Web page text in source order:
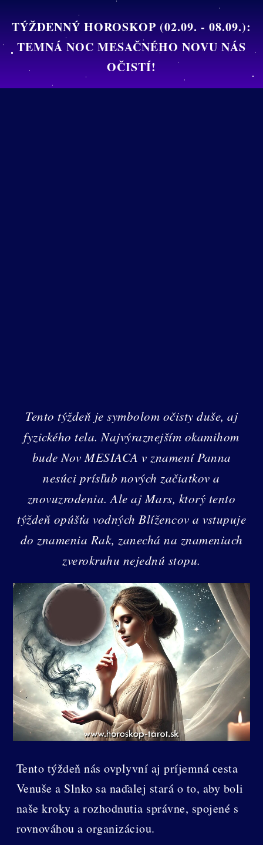
Anjeli Láska
TÝŽDENNÝ HOROSKOP (02.09. - 08.09.):
TEMNÁ NOC MESAČNÉHO NOVU NÁS
OČISTÍ!
Tento týždeň je symbolom očisty duše, aj
fyzického tela. Najvýraznejším okamihom
bude Nov MESIACA v znamení Panna
nesúci prísľub nových začiatkov a
znovuzrodenia. Ale aj Mars, ktorý tento
týždeň opúšťa vodných Blížencov a vstupuje
do znamenia Rak, zanechá na znameniach
zverokruhu nejednú stopu.
Tento týždeň nás ovplyvní aj príjemná cesta
Venuše a Slnko sa naďalej stará o to, aby boli
naše kroky a rozhodnutia správne, spojené s
rovnováhou a organizáciou.